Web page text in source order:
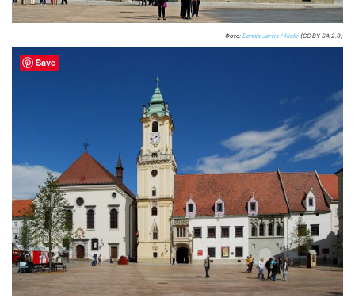
Фото: Dennis Jarvis / flickr (CC BY-SA 2.0)
Save